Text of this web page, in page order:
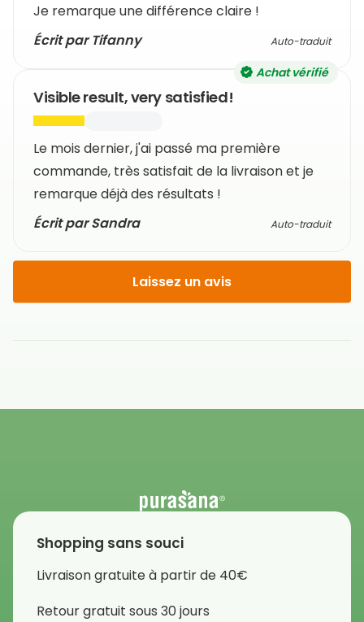
Je remarque une différence claire !
Écrit par Tifanny
Auto-traduit
Achat vérifié
Visible result, very satisfied!
Le mois dernier, j'ai passé ma première
commande, très satisfait de la livraison et je
remarque déjà des résultats !
Écrit par Sandra
Auto-traduit
Laissez un avis
Shopping sans souci
Livraison gratuite à partir de 40€
Retour gratuit sous 30 jours